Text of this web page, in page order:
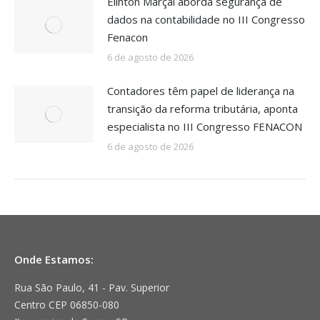
dados na contabilidade no III Congresso
Fenacon
6 de agosto de 2026
Contadores têm papel de liderança na
transição da reforma tributária, aponta
especialista no III Congresso FENACON
6 de agosto de 2026
Onde Estamos:
Rua São Paulo, 41 - Pav. Superior
Centro CEP 06850-080